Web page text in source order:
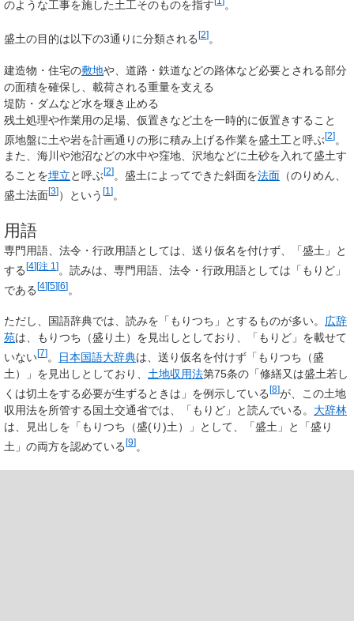
のような工事を施した土工そのものを指す
。
盛土の目的は以下の3通りに分類される [2] 。
建造物・住宅の敷地や、道路・鉄道などの路体など必要とされる部分
の面積を確保し、載荷される重量を支える
堤防・ダムなど水を堰き止める
残土処理や作業用の足場、仮置きなど土を一時的に仮置きすること
原地盤に土や岩を計画通りの形に積み上げる作業を盛土工と呼ぶ[2]。
また、海川や池沼などの水中や窪地、沢地などに土砂を入れて盛土す
ることを埋立と呼ぶ[2] 。盛土によってできた斜面を法面 （のりめん、
盛土法面[3]）という [1 ]。
用語
専門用語、法令・行政用語としては、送り仮名を付けず、「盛土」と
する [4][注 1 ] 。読みは、専門用語、法令・行政用語としては「もりど」
である[4][5][6]。
ただし、国語辞典では、読みを「もりつち」とするものが多い。 広辞
苑は、もりつち（盛 り土）を見出しとしており、「もりど」を載せて
いない[7] 。 日本国語大辞典は、送り仮名を付けず「もりつち（盛
土）」を見出しとしており、 土地収用法第75条の「修繕又は盛土若し
くは切土をする必要が生ずるときは」を例示している[8]が、この土地
収用法を所管する国土交通省では、「もりど」と読んでいる。 大辞林
は、見出しを「もりつち（盛(り)土）」として、「盛土」と「盛り
土」の両方を認めている[9]。